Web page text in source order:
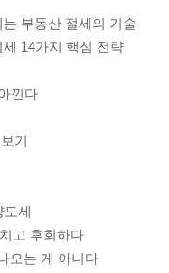
부동산 절세의 기술
14가지 핵심 전략
낀다
기
도세
고 후회하다
오는 게 아니다